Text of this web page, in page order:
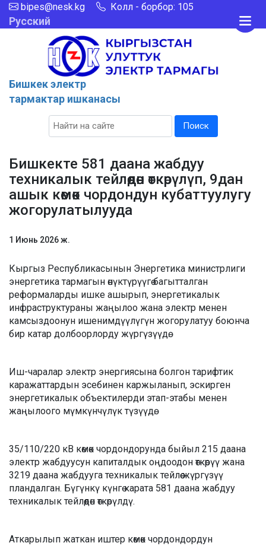
bipes@nesk.kg Колл - борбор: 105
Русский
Бишкек электр
тармактар ишканасы
Поиск
Бишкекте 581 даана жабдуу
техникалык тейлөөдөн өткөрүлүп, 9дан
ашык көмөк чордондун кубаттуулугу
жогорулатылууда
1 Июнь 2026 ж.
Кыргыз Республикасынын Энергетика министрлиги
энергетика тармагын өнүктүрүүгө багытталган
реформаларды ишке ашырып, энергетикалык
инфраструктураны жаңылоо жана электр менен
камсыздоонун ишенимдүүлүгүн жогорулатуу боюнча
бир катар долбоорлорду жүргүзүүдө.
Иш-чаралар электр энергиясына болгон тарифтик
каражаттардын эсебинен каржыланып, эскирген
энергетикалык объектилерди этап-этабы менен
жаңылоого мүмкүнчүлүк түзүүдө.
35/110/220 кВ көмөк чордондорунда быйыл 215 даана
электр жабдуусун капиталдык оңдоодон өткөрүү жана
3219 даана жабдууга техникалык тейлөө жүргүзүү
пландалган. Бүгүнкү күнгө карата 581 даана жабдуу
техникалык тейлөөдөн өткөрүлдү.
Аткарылып жаткан иштер көмөк чордондордун